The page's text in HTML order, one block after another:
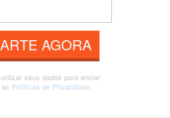
AGORA
seus dados para enviar
Políticas de Privacidade.